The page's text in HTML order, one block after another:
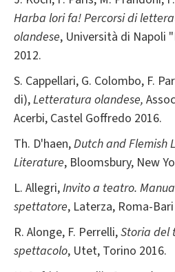
Harba lori fa! Percorsi di
olandese, Università di Napoli
2012.
S. Cappellari, G. Colombo, F.
di),Letteratura olandese,
Acerbi, Castel Goffredo 2016.
Th. D'haen,Dutch and Flemish
Literature, Bloomsbury, New
L. Allegri,Invito a teatro.
spettatore, Laterza, Roma-
R. Alonge, F. Perrelli,Storia del
spettacolo, Utet, Torino 2016.